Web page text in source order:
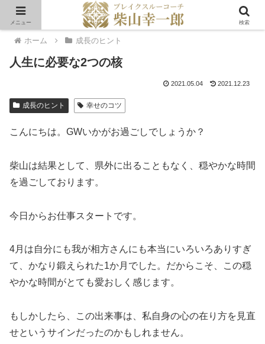
ホーム 成長のヒント
人生に必要な2つの核
2021.05.04 2021.12.23
成長のヒント 幸せのコツ
こんにちは。GWいかがお過ごしでしょうか？
柴山は結果として、県外に出ることもなく、穏やかな時間
を過ごしております。
今日からお仕事スタートです。
4月は自分にも我が相方さんにも本当にいろいろありすぎ
て、かなり鍛えられた1か月でした。だからこそ、この穏
やかな時間がとても愛おしく感じます。
もしかしたら、この出来事は、私自身の心の在り方を見直
せというサインだったのかもしれません。
メニュー 検索